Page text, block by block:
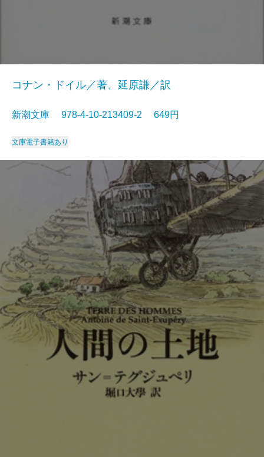
コナン・ドイル／著、延原謙／訳
新潮文庫 978-4-10-213409-2 649円
文庫電子書籍あり